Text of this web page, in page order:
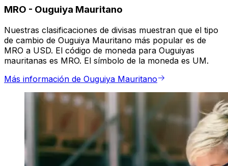
MRO - Ouguiya Mauritano
Nuestras clasificaciones de divisas muestran que el tipo
de cambio de Ouguiya Mauritano más popular es de
MRO a USD. El código de moneda para Ouguiyas
mauritanas es MRO. El símbolo de la moneda es UM.
Más información de Ouguiya Mauritano